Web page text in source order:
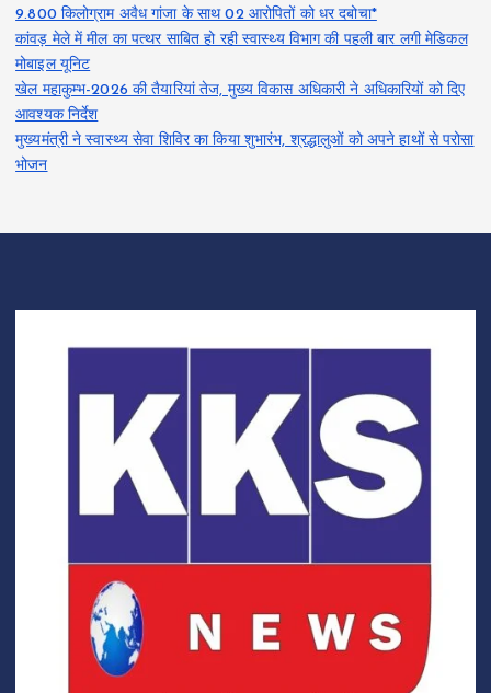
9.800 किलोग्राम अवैध गांजा के साथ 02 आरोपितों को धर दबोचा*
कांवड़ मेले में मील का पत्थर साबित हो रही स्वास्थ्य विभाग की पहली बार लगी मेडिकल
मोबाइल यूनिट
खेल महाकुम्भ-2026 की तैयारियां तेज, मुख्य विकास अधिकारी ने अधिकारियों को दिए
आवश्यक निर्देश
मुख्यमंत्री ने स्वास्थ्य सेवा शिविर का किया शुभारंभ, श्रद्धालुओं को अपने हाथों से परोसा
भोजन